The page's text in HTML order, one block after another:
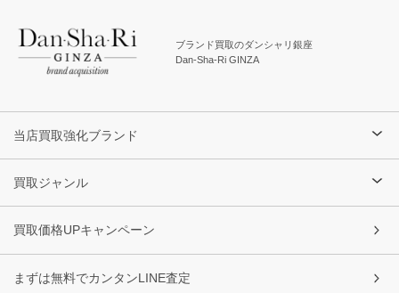
ブランド買取のダンシャリ銀座
Dan-Sha-Ri GINZA
当店買取強化ブランド
買取ジャンル
買取価格UPキャンペーン
まずは無料でカンタンLINE査定